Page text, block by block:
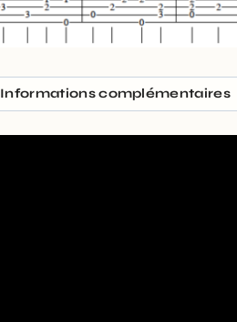
Informations complémentaires